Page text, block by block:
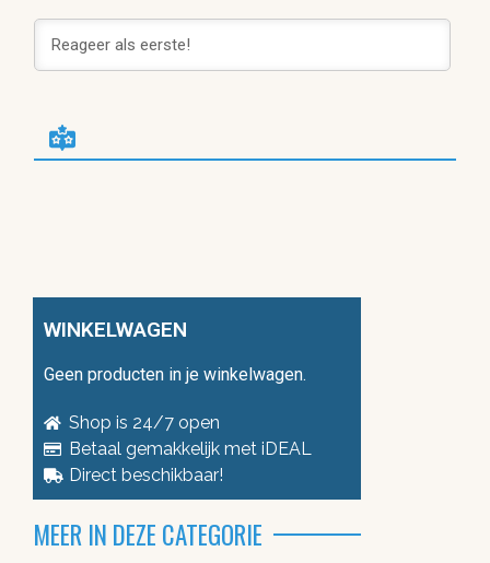
WINKELWAGEN
Geen producten in je winkelwagen.
Shop is 24/7 open
Betaal gemakkelijk met iDEAL
Direct beschikbaar!
MEER IN DEZE CATEGORIE